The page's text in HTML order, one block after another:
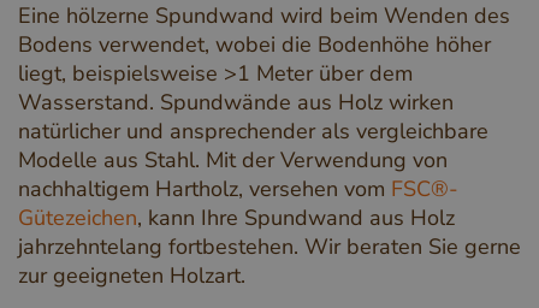
Eine hölzerne Spundwand wird beim Wenden des
Bodens verwendet, wobei die Bodenhöhe höher
liegt, beispielsweise >1 Meter über dem
Wasserstand. Spundwände aus Holz wirken
natürlicher und ansprechender als vergleichbare
Modelle aus Stahl. Mit der Verwendung von
nachhaltigem Hartholz, versehen vom FSC®-
Gütezeichen, kann Ihre Spundwand aus Holz
jahrzehntelang fortbestehen. Wir beraten Sie gerne
zur geeigneten Holzart.